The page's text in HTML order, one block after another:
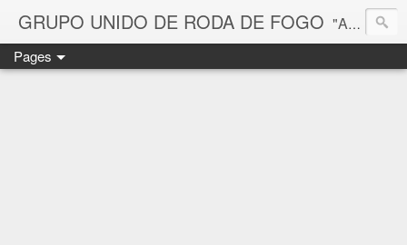
GRUPO UNIDO DE RODA DE FOGO "A finalidade é trabalhar pelo o bem estar social dos moradores, para que em conjunto nós reivindicamos as melhorias para a comunidade. Os problemas na comunidade são vários. Espero que nós cobramos mas atuações dos gestores públicos. Atualmente um dos maiores problemas é falta de uma infra-estrutura do saneamento básico e esgoto sanitário, e etc.". Manoel José de Santana (Manoel Limoeiro) Recife-PE 22 de novembro de 2007. Telefone: 81-994705824.
Pages